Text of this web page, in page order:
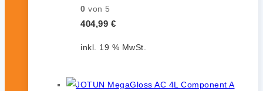
0 von 5
404,99 €
inkl. 19 % MwSt.